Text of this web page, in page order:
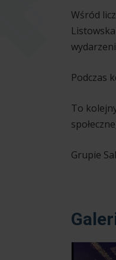
Wśród
Podczas
To
Grupie